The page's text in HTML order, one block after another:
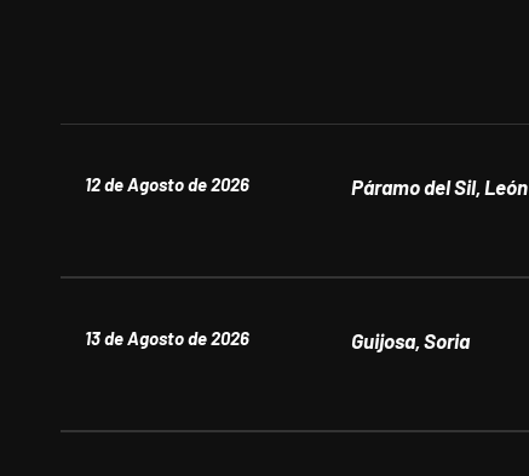
12 de Agosto de 2026 Páramo del Sil, León
13 de Agosto de 2026 Guijosa, Soria